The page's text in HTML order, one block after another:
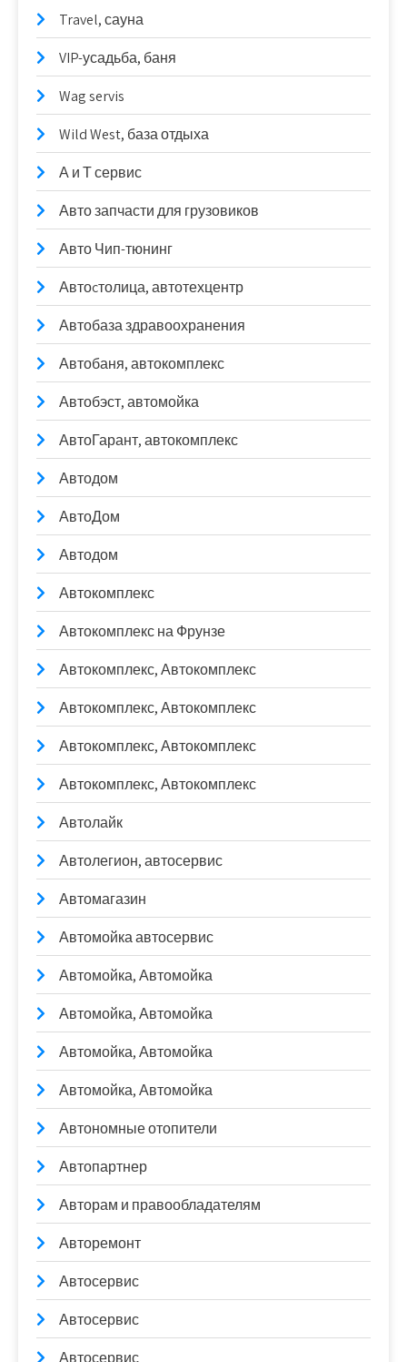
Travel, сауна
VIP-усадьба, баня
Wag servis
Wild West, база отдыха
А и Т сервис
Авто запчасти для грузовиков
Авто Чип-тюнинг
Автоcтолица, автотехцентр
Автобаза здравоохранения
Автобаня, автокомплекс
Автобэст, автомойка
АвтоГарант, автокомплекс
Автодом
АвтоДом
Автодом
Автокомплекс
Автокомплекс на Фрунзе
Автокомплекс, Автокомплекс
Автокомплекс, Автокомплекс
Автокомплекс, Автокомплекс
Автокомплекс, Автокомплекс
Автолайк
Автолегион, автосервис
Автомагазин
Автомойка автосервис
Автомойка, Автомойка
Автомойка, Автомойка
Автомойка, Автомойка
Автомойка, Автомойка
Автономные отопители
Автопартнер
Авторам и правообладателям
Авторемонт
Автосервис
Автосервис
Автосервис